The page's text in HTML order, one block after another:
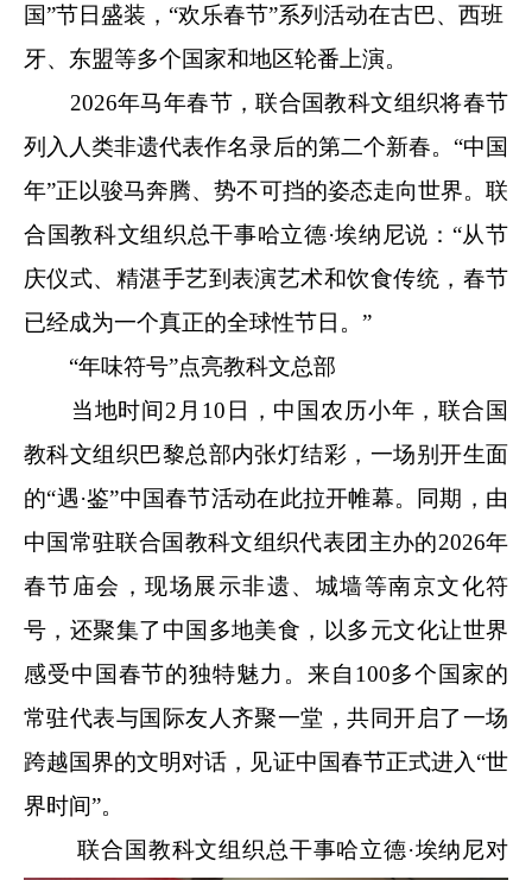
国”节日盛装，“欢乐春节”系列活动在古巴、西班
牙、东盟等多个国家和地区轮番上演。
2026年马年春节，联合国教科文组织将春节
列入人类非遗代表作名录后的第二个新春。“中国
年”正以骏马奔腾、势不可挡的姿态走向世界。联
合国教科文组织总干事哈立德·埃纳尼说：“从节
庆仪式、精湛手艺到表演艺术和饮食传统，春节
已经成为一个真正的全球性节日。”
“年味符号”点亮教科文总部
当地时间2月10日，中国农历小年，联合国
教科文组织巴黎总部内张灯结彩，一场别开生面
的“遇·鉴”中国春节活动在此拉开帷幕。同期，由
中国常驻联合国教科文组织代表团主办的2026年
春节庙会，现场展示非遗、城墙等南京文化符
号，还聚集了中国多地美食，以多元文化让世界
感受中国春节的独特魅力。来自100多个国家的
常驻代表与国际友人齐聚一堂，共同开启了一场
跨越国界的文明对话，见证中国春节正式进入“世
界时间”。
联合国教科文组织总干事哈立德·埃纳尼对